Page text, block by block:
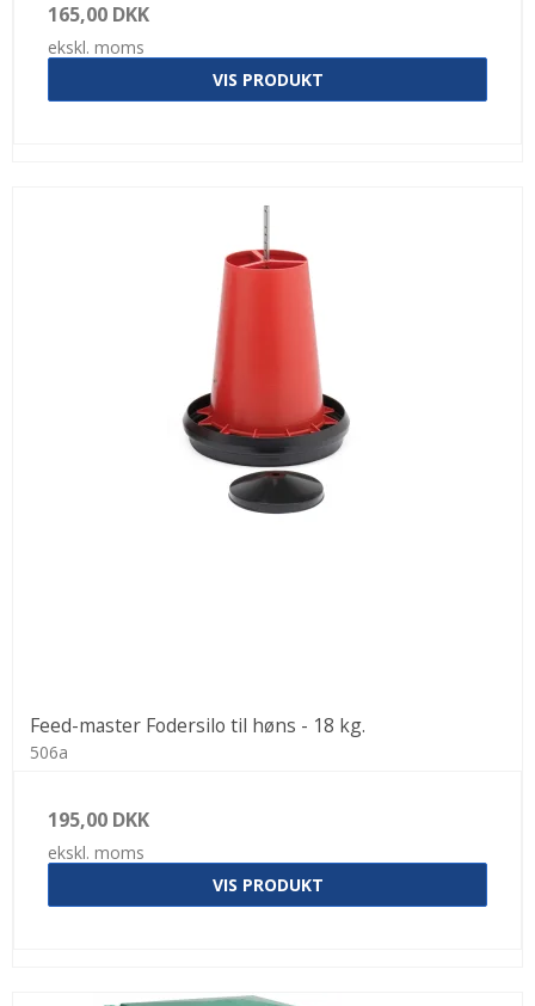
165,00 DKK
ekskl. moms
VIS PRODUKT
Feed-master Fodersilo til høns - 18 kg.
506a
195,00 DKK
ekskl. moms
VIS PRODUKT